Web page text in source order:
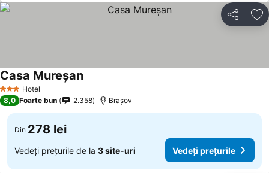
Distribuiți
3 SteleHotel
Casa Mureșan
8,0 Foarte bun 2.358 Brașov
Din 278 lei
Vedeți prețurile de la 3 site-uri Vedeți prețurile